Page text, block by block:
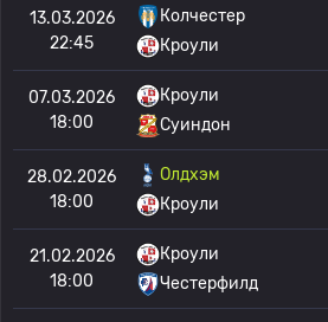
13.03.2026
22:45
Колчестер
Кроули
07.03.2026
18:00
Кроули
Суиндон
28.02.2026
18:00
Олдхэм
Кроули
21.02.2026
18:00
Кроули
Честерфилд